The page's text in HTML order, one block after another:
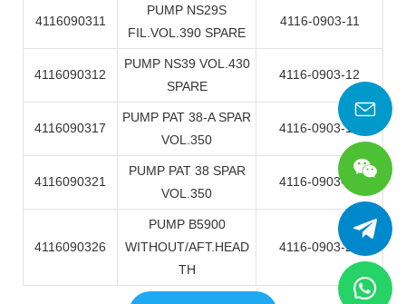
4116090311
PUMP NS29S
FIL.VOL.390 SPARE
4116-0903-11
4116090312
PUMP NS39 VOL.430
SPARE
4116-0903-12
4116090317
PUMP PAT 38-A SPAR
VOL.350
4116-0903-17
4116090321
PUMP PAT 38 SPAR
VOL.350
4116-0903-21
4116090326
PUMP B5900
WITHOUT/AFT.HEAD
TH
4116-0903-26